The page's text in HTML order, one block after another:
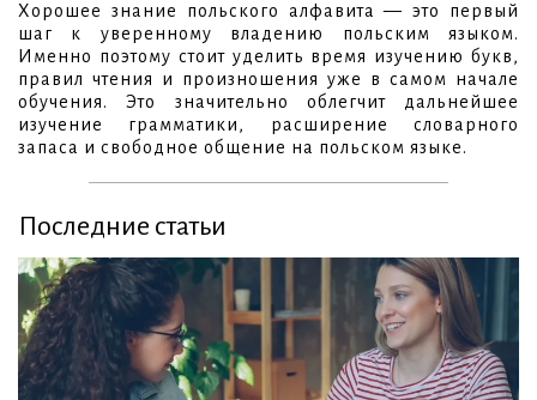
Хорошее знание польского алфавита — это первый
шаг к уверенному владению польским языком.
Именно поэтому стоит уделить время изучению букв,
правил чтения и произношения уже в самом начале
обучения. Это значительно облегчит дальнейшее
изучение грамматики, расширение словарного
запаса и свободное общение на польском языке.
Последние статьи